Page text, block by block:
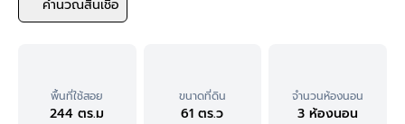
คำนวณสินเชื่อ
พื้นที่ใช้สอย
244 ตร.ม
ขนาดที่ดิน
61 ตร.ว
จำนวนห้องนอน
3 ห้องนอน